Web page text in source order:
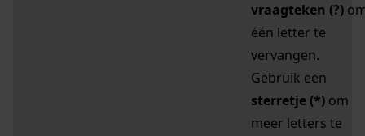
vraagteken (?)
één letter te
vervangen.
Gebruik een
sterretje (*) om
meer letters te